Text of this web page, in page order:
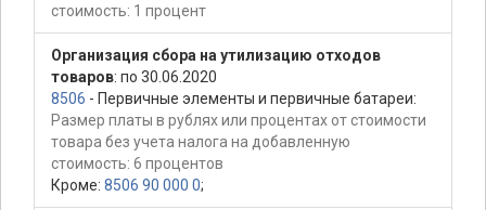
стоимость: 1 процент
Организация сбора на утилизацию отходов
товаров: по 30.06.2020
8506 - Первичные элементы и первичные батареи:
Размер платы в рублях или процентах от стоимости
товара без учета налога на добавленную
стоимость: 6 процентов
Кроме: 8506 90 000 0;